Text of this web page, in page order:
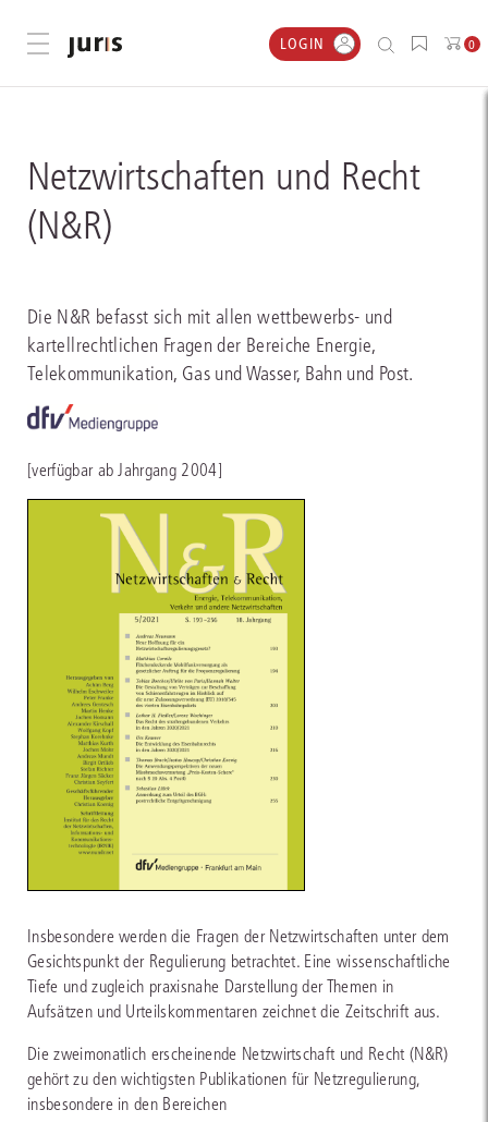
Menü öffnen LOGIN 0
Netzwirtschaften und Recht
(N&R)
Die N&R befasst sich mit allen wettbewerbs- und
kartellrechtlichen Fragen der Bereiche Energie,
Telekommunikation, Gas und Wasser, Bahn und Post.
[verfügbar ab Jahrgang 2004]
Insbesondere werden die Fragen der Netzwirtschaften unter dem
Gesichtspunkt der Regulierung betrachtet. Eine wissenschaftliche
Tiefe und zugleich praxisnahe Darstellung der Themen in
Aufsätzen und Urteilskommentaren zeichnet die Zeitschrift aus.
Die zweimonatlich erscheinende Netzwirtschaft und Recht (N&R)
gehört zu den wichtigsten Publikationen für Netzregulierung,
insbesondere in den Bereichen